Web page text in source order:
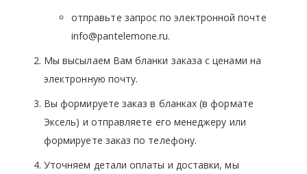
отправьте запрос по электронной почте
info@pantelemone.ru.
Мы высылаем Вам бланки заказа с ценами на
электронную почту.
Вы формируете заказ в бланках (в формате
Эксель) и отправляете его менеджеру или
формируете заказ по телефону.
Уточняем детали оплаты и доставки, мы